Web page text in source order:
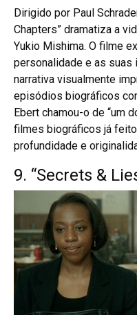
Dirigido por Paul
Chapters” dramatiza a
Yukio Mishima. O filme
personalidade e as suas
narrativa visualmente
episódios biográficos
Ebert chamou-o de “um
filmes biográficos já
profundidade e
9. “Secrets &